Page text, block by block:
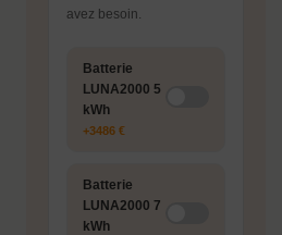
avez besoin.
Batterie
LUNA2000 5
kWh
+3486 €
Batterie
LUNA2000 7
kWh